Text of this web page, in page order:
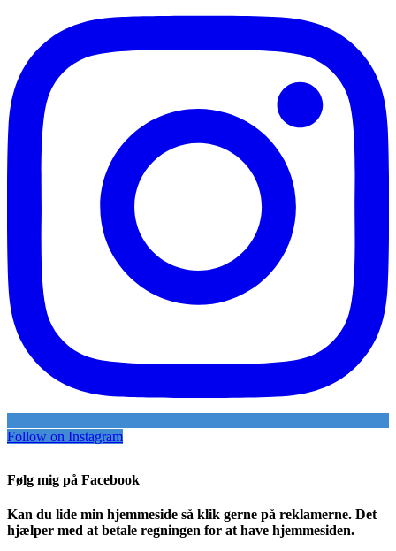
Follow on Instagram
Følg mig på Facebook
Kan du lide min hjemmeside så klik gerne på reklamerne. Det
hjælper med at betale regningen for at have hjemmesiden.